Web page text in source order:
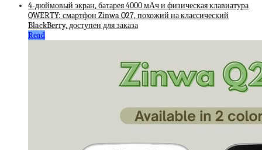
4-дюймовый экран, батарея 4000 мАч и физическая клавиатура
QWERTY: смартфон Zinwa Q27, похожий на классический
BlackBerry, доступен для заказа
Read